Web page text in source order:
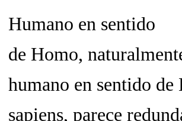
Humano en sentido
de Homo,
humano en sentido de
sapiens, parece